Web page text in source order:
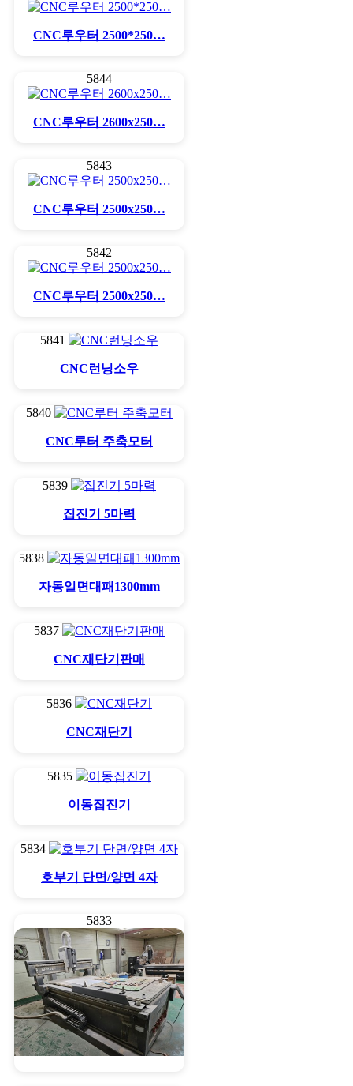
CNC루우터 2500*250…
5844
CNC루우터 2600x250…
5843
CNC루우터 2500x250…
5842
CNC루우터 2500x250…
5841
CNC런닝소우
5840
CNC루터 주축모터
5839
집진기 5마력
5838
자동일면대패1300mm
5837
CNC재단기판매
5836
CNC재단기
5835
이동집진기
5834
호부기 단면/양면 4자
5833